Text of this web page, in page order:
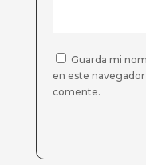
Guarda mi
en este
comente.